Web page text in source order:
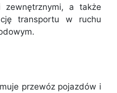
zewnętrznymi, a także
transportu w ruchu
przewóz pojazdów i